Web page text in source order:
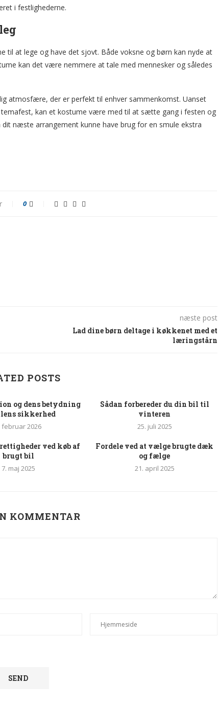
i festlighederne.
at lege og have det sjovt. Både voksne og børn kan nyde at
kan det være nemmere at tale med mennesker og således
atmosfære, der er perfekt til enhver sammenkomst. Uanset
kan et kostume være med til at sætte gang i festen og
næste arrangement kunne have brug for en smule ekstra
0
næste post
Lad dine børn deltage i køkkenet med et
læringstårn
POSTS
og dens betydning
sikkerhed
februar 2026
Sådan forbereder du din bil til
vinteren
25. juli 2025
ved køb af
brugt bil
7. maj 2025
Fordele ved at vælge brugte dæk
og fælge
21. april 2025
KOMMENTAR